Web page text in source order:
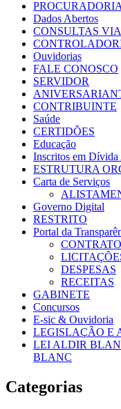
PROCURADORIA
Dados Abertos
CONSULTAS
Ouvidorias
FALE CONOSCO
SERVIDOR
CONTRIBUINTE
Saúde
CERTIDÕES
Educação
Inscritos em Dívida
ESTRUTURA
Carta de Serviços
Governo Digital
RESTRITO
Portal da
DESPESAS
RECEITAS
GABINETE
Concursos
E-sic & Ouvidoria
LEGISLAÇÃO E
LEI ALDIR
BLANC
Categorias